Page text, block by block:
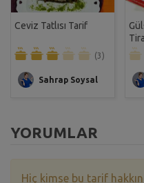
Ceviz Tatlısı Tarif
(3)
Sahrap Soysal
YORUMLAR
Hiç kimse bu tarif